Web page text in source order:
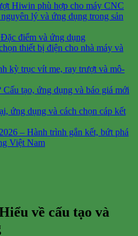
Hiwin phù hợp cho máy CNC
lý và ứng dụng trong sản
điểm và ứng dụng
thiết bị điện cho nhà máy và
kỳ trục vít me, ray trượt và mô-
tạo, ứng dụng và báo giá mới
ứng dụng và cách chọn cáp kết
– Hành trình gắn kết, bứt phá
Việt Nam
về cấu tạo và